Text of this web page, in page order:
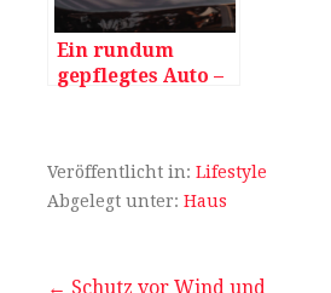
Ein rundum
gepflegtes Auto –
Veröffentlicht in: Lifestyle
Abgelegt unter: Haus
← Schutz vor Wind und